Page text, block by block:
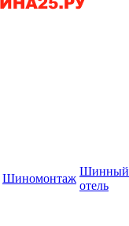
Шиномонтаж
Шинный
отель